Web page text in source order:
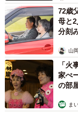
72歳
母と
分刻
山
「火
家ぺ
の部
ま